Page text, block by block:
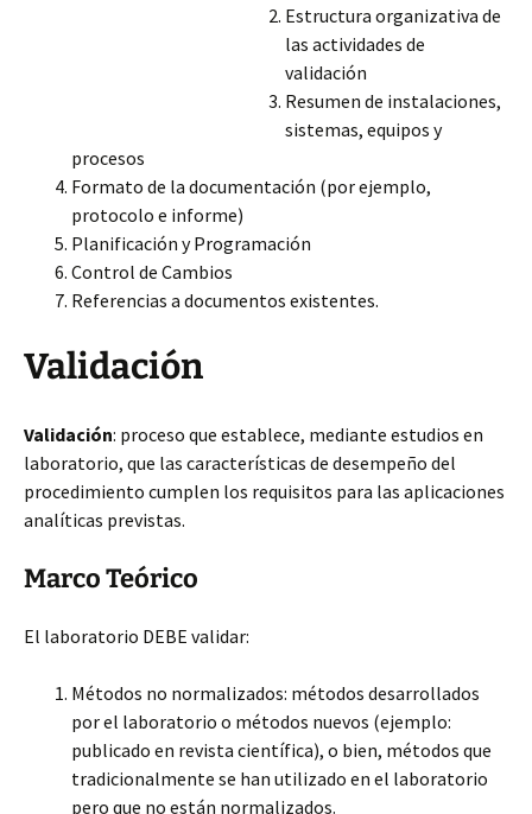
Estructura organizativa de
las actividades de
validación
Resumen de instalaciones,
sistemas, equipos y
procesos
Formato de la documentación (por ejemplo,
protocolo e informe)
Planificación y Programación
Control de Cambios
Referencias a documentos existentes.
Validación
Validación: proceso que establece, mediante estudios en
laboratorio, que las características de desempeño del
procedimiento cumplen los requisitos para las aplicaciones
analíticas previstas.
Marco Teórico
El laboratorio DEBE validar:
Métodos no normalizados: métodos desarrollados
por el laboratorio o métodos nuevos (ejemplo:
publicado en revista científica), o bien, métodos que
tradicionalmente se han utilizado en el laboratorio
pero que no están normalizados.